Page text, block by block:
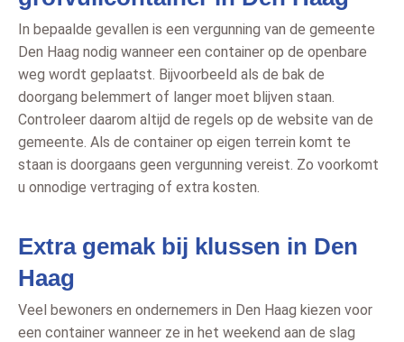
In bepaalde gevallen is een vergunning van de gemeente
Den Haag nodig wanneer een container op de openbare
weg wordt geplaatst. Bijvoorbeeld als de bak de
doorgang belemmert of langer moet blijven staan.
Controleer daarom altijd de regels op de website van de
gemeente. Als de container op eigen terrein komt te
staan is doorgaans geen vergunning vereist. Zo voorkomt
u onnodige vertraging of extra kosten.
Extra gemak bij klussen in Den
Haag
Veel bewoners en ondernemers in Den Haag kiezen voor
een container wanneer ze in het weekend aan de slag